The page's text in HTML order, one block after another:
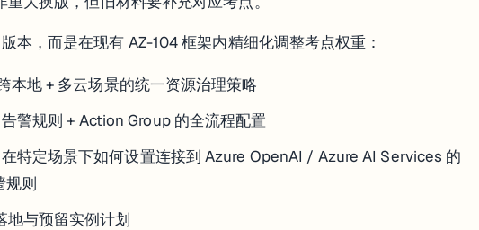
本，而是在现有 AZ-104 框架内精细化调整考点权重：
本地 + 多云场景的统一资源治理策略
警规则 + Action Group 的全流程配置
在特定场景下如何设置连接到 Azure OpenAI / Azure AI Services 的
规则
地与预留实例计划